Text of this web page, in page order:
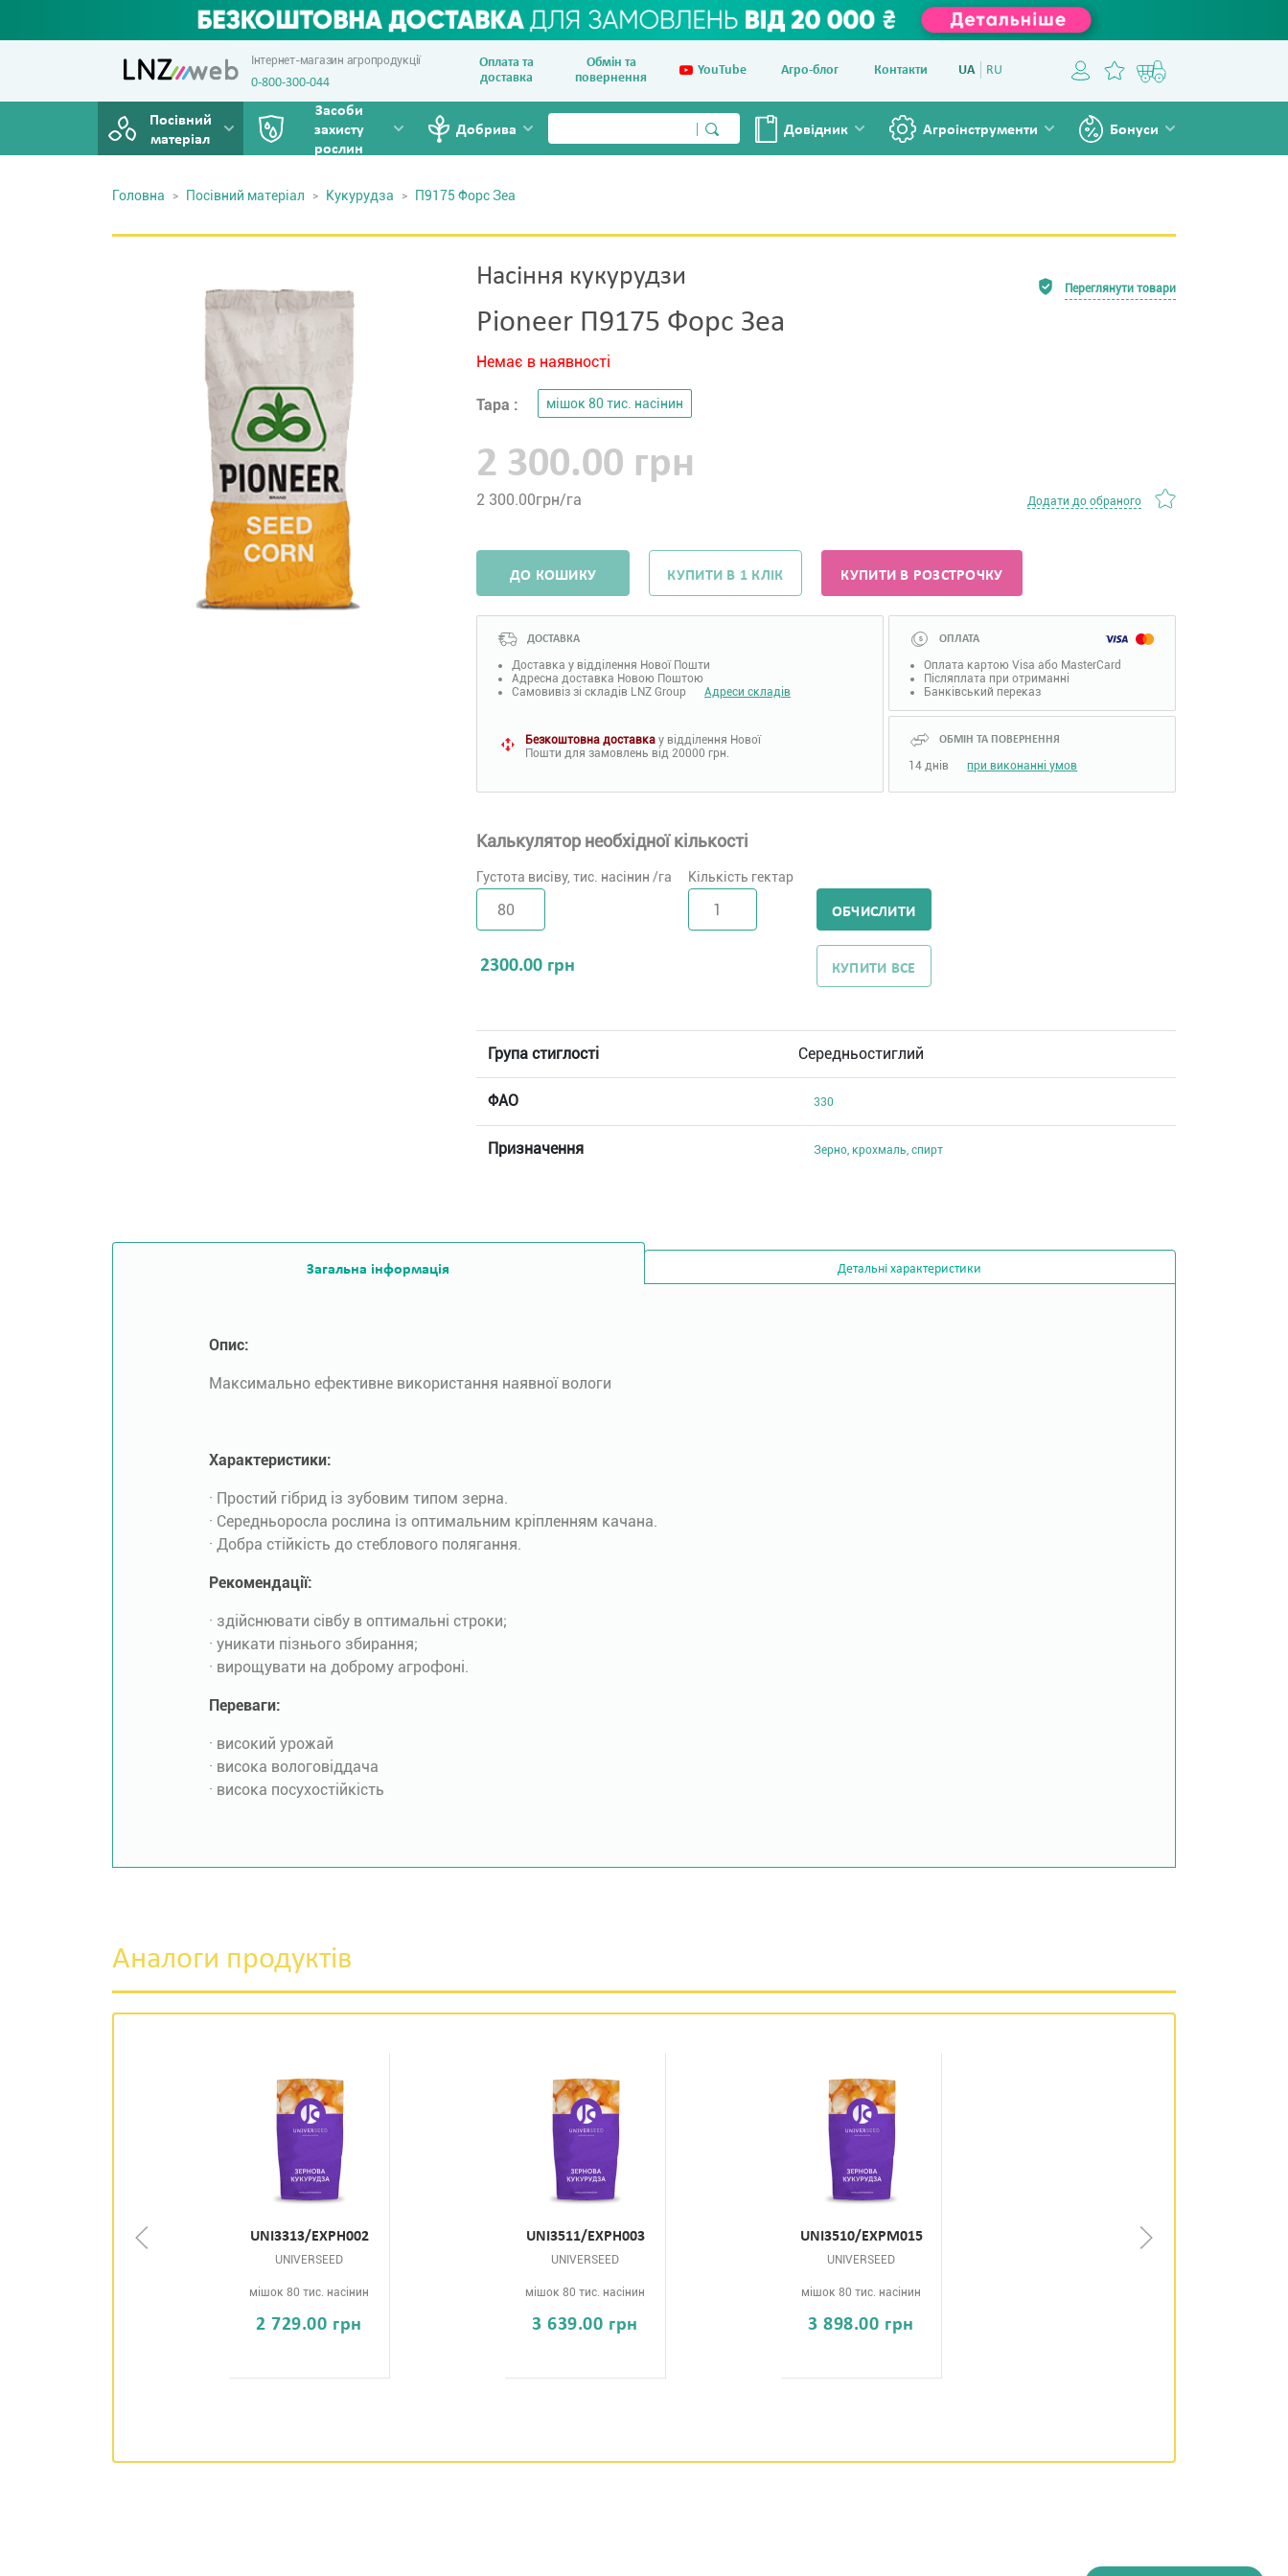
Інтернет-магазин агропродукції
0-800-300-044
Оплата та
доставка
Обмін та
повернення
YouTube Агро-блог Контакти UA RU
Посівний
матеріал
Засоби
захисту
рослин
Добрива Довiдник Агроінструменти Бонуси
Головна Посівний матеріал Кукурудза П9175 Форс Зеа
Переглянути товари
Насіння кукурудзи
Pioneer П9175 Форс Зеа
Немає в наявності
Тара : мішок 80 тис. насінин
2 300.00 грн
2 300.00грн/га Додати до обраного
ДО КОШИКУ КУПИТИ В 1 КЛІК КУПИТИ В РОЗСТРОЧКУ
ДОСТАВКА
Доставка у відділення Нової Пошти
Адресна доставка Новою Поштою
Самовивіз зі складів LNZ Group
Адреси складів
Безкоштовна доставка у відділення Нової
Пошти для замовлень від 20000 грн.
ОПЛАТА
Оплата картою Visa або MasterCard
Післяплата при отриманні
Банківський переказ
ОБМІН ТА ПОВЕРНЕННЯ
14 днів при виконанні умов
Калькулятор необхідної кількості
Густота висіву, тис. насінин /га Кількість гектар
ОБЧИСЛИТИ
2300.00 грн КУПИТИ ВСЕ
Група стиглості Середньостиглий
ФАО 330
Призначення Зерно, крохмаль, спирт
Загальна інформація Детальні характеристики
Опис:
Максимально ефективне використання наявної вологи
Характеристики:
· Простий гібрид із зубовим типом зерна.
· Середньоросла рослина із оптимальним кріпленням качана.
· Добра стійкість до стеблового полягання.
Рекомендації:
· здійснювати сівбу в оптимальні строки;
· уникати пізнього збирання;
· вирощувати на доброму агрофоні.
Переваги:
· високий урожай
· висока вологовіддача
· висока посухостійкість
Аналоги продуктів
UNI3313/EXPH002
UNIVERSEED
мішок 80 тис. насінин
2 729.00 грн
UNI3511/EXPH003
UNIVERSEED
мішок 80 тис. насінин
3 639.00 грн
UNI3510/ЕХРМ015
UNIVERSEED
мішок 80 тис. насінин
3 898.00 грн